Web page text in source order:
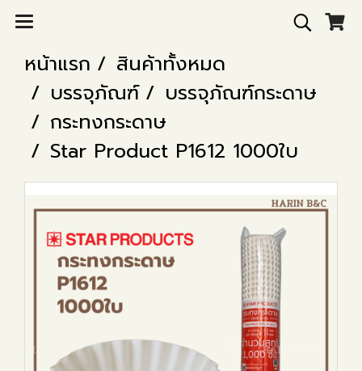
หน้าแรก
สินค้าทั้งหมด
บรรจุภัณฑ์
บรรจุภัณฑ์กระดาษ
กระทงกระดาษ
Star Product P1612 1000ใบ